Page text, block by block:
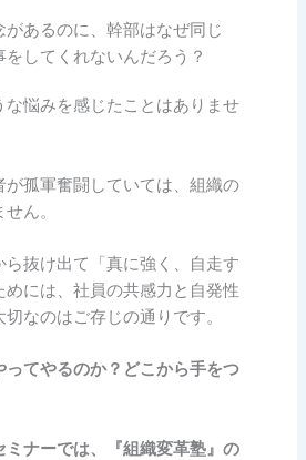
があるのに、幹部はなぜ同じ
してくれないんだろう？
な悩みを感じたことはありませ
が孤軍奮闘していては、組織の
ん。
ら抜け出て「真に強く、自走す
めには、社員の共感力と自発性
なのはご存じの通りです。
ってやるのか？どこから手をつ
ミナーでは、『組織変革塾』の